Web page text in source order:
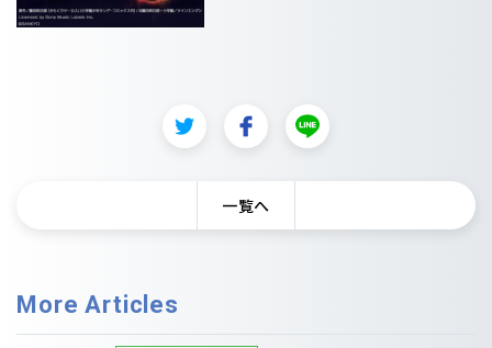
一覧へ
More Articles